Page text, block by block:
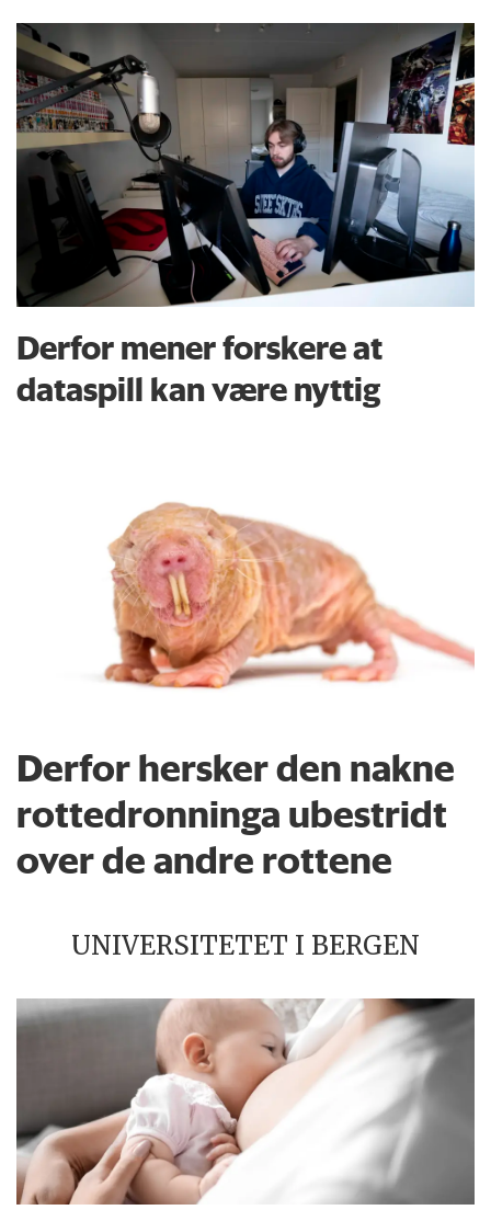
Derfor mener forskere at
dataspill kan være nyttig
Derfor hersker den nakne
rottedronninga ubestridt
over de andre rottene
UNIVERSITETET I BERGEN